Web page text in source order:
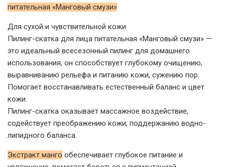
питательная «Манговый смузи»
Для сухой и чувствительной кожи
Пилинг-скатка для лица питательная «Манговый смузи» —
это идеальный всесезонный пилинг для домашнего
использования, он способствует глубокому очищению,
выравниванию рельефа и питанию кожи, сужению пор.
Помогает восстанавливать естественный баланс и цвет
кожи.
Пилинг-скатка оказывает массажное воздействие,
содействует преображению кожи, поддержанию водно-
липидного баланса.
Экстракт манго обеспечивает глубокое питание и